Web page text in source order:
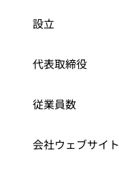
設立
代表取締役
従業員数
会社ウェブサイト